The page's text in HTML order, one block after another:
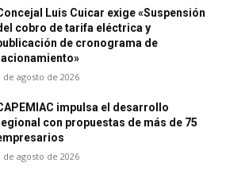
Luis Cuicar exige «Suspensión
cobro de tarifa eléctrica y
de cronograma de
de agosto de 2026
impulsa el desarrollo
con propuestas de más de 75
de agosto de 2026